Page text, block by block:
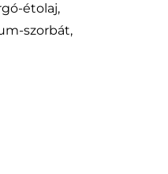
étolaj,
szorbát,